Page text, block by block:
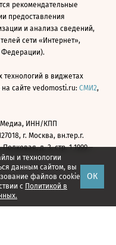
и технологии
данным сайтом, вы
файлов cookie
с Политикой в
ОК
рекомендательные
предоставления
и анализа сведений,
сети «Интернет»,
Федерации).
в виджетах
сайте vedomosti.ru: СМИ2,
ИНН/КПП
г. Москва, вн.тер.г.
д. 3, стр. 1 1999—